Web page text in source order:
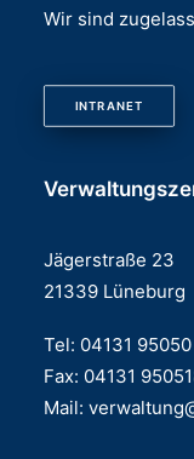
Wir sind
INTRANET
Jägerstraße 23
21339 Lüneburg
Tel: 04131 95050
Fax: 04131
Mail: